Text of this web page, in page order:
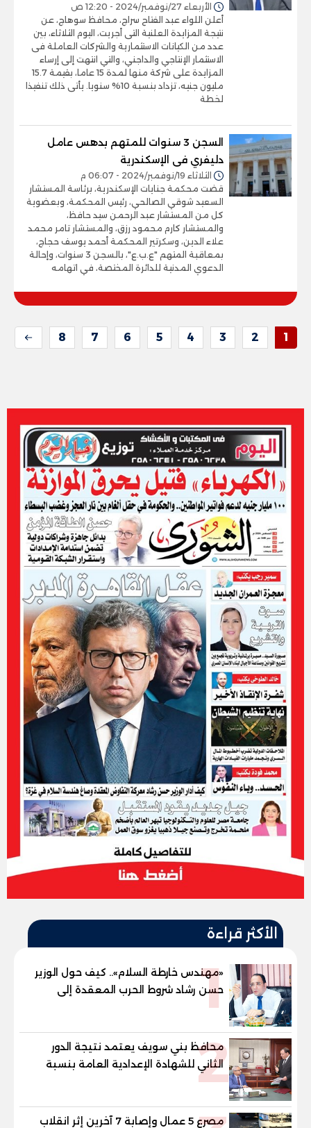
الأربعاء 27/نوفمبر/2024 - 12:20 ص
أعلن اللواء عبد الفتاح سراج، محافظ سوهاج، عن
نتيجة المزايدة العلنية التى أجريت، اليوم الثلاثاء، بين
عدد من الكيانات الاستثمارية والشركات العاملة فى
الاستثمار الإنتاجي والداجني، والتي انتهت إلى إرساء
المزايدة على شركة منها لمدة 15 عاما، بقيمة 15.7
مليون جنيه، تزداد بنسبة 10% سنويا. يأتى ذلك تنفيذا
لخطة
السجن 3 سنوات للمتهم بدهس عامل
دليفري فى الإسكندرية
الثلاثاء 19/نوفمبر/2024 - 06:07 م
قضت محكمة جنايات الإسكندرية، برئاسة المستشار
السعيد شوقي الصالحي، رئيس المحكمة، وبعضوية
كل من المستشار عبد الرحمن سيد حافظ،
والمستشار كارم محمود رزق، والمستشار تامر محمد
علاء الدين، وسكرتير المحكمة أحمد يوسف حجاج،
بمعاقبة المتهم "ع.ب.ع"، بالسجن 3 سنوات، وإحالة
الدعوي المدنية للدائرة المختصة، في اتهامه
1
2
3
4
5
6
7
8
الأكثر قراءة
1
«مهندس خارطة السلام».. كيف حول الوزير
حسن رشاد شروط الحرب المعقدة إلى
"خارطة طريق" للانسحاب والإعمار؟
2
محافظ بني سويف يعتمد نتيجة الدور
الثاني للشهادة الإعدادية العامة بنسبة
والنور للمكفوفين
مصرع 5 عمال وإصابة 7 آخرين إثر انقلاب